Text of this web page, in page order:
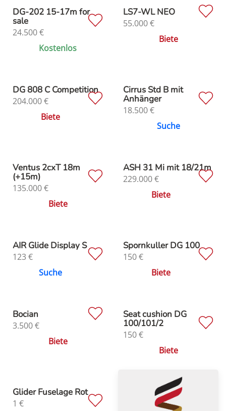
DG-202 15-17m for
sale
24.500€
Kostenlos
LS7-WL NEO
55.000€
Biete
DG 808 C Competition
204.000€
Biete
Cirrus Std B mit
Anhänger
18.500€
Suche
Ventus 2cxT 18m
(+15m)
135.000€
Biete
ASH 31 Mi mit 18/21m
229.000€
Biete
AIR Glide Display S
123 €
Suche
Spornkuller DG 100
150€
Biete
Bocian
3.500€
Biete
Seat cushion DG
100/101/2
150€
Biete
Glider Fuselage Rot
1 €